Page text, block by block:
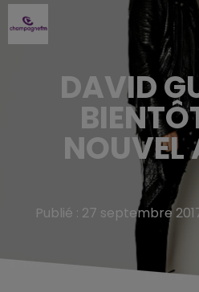
DAVID
NOUVEL
Publié : 27 septembre